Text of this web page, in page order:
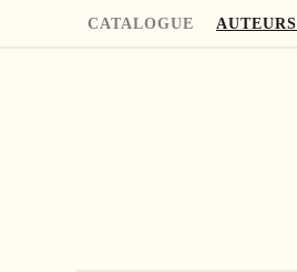
CATALOGUE AUTEURS